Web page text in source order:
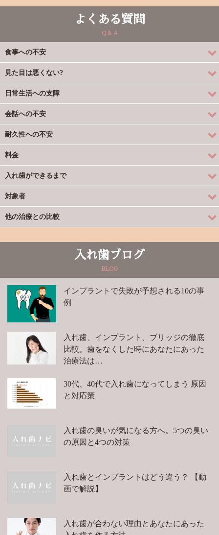
よくある質問
Q & A
食事への不安
見た目は悪くない?
日常生活への支障
会話への不安
耐久性への不安
料金
入れ歯ができるまで
対象者
他の治療との比較
入れ歯ブログ
BLOG
インプラントで失敗が予想される10の事
例
入れ歯、インプラント、ブリッジの徹底
比較。歯をなくした時にあなたにあった
治療法は…
30代、40代で入れ歯になってしまう 原因
と対応策
入れ歯の臭いが気になる方へ。5つの臭い
の原因と4つの対策
入れ歯とインプラントはどう違う？ 【動
画で解説】
入れ歯が合わない理由とあなたにあった